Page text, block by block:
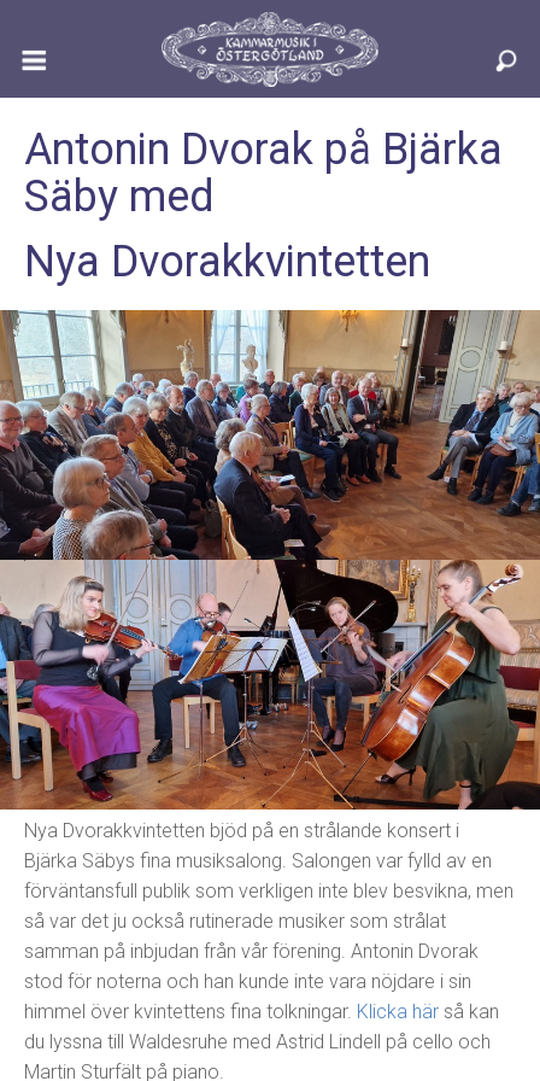
Aktuellt
Konsertprogram 2025
Konsertprogram 2026
"Konserthus"
Artister
Biljetter och årskort
Föreningsinfo
Se och hör
Musikstipendium
Medlemssida
Antonin Dvorak på Bjärka
Säby med
Nya Dvorakkvintetten
Nya Dvorakkvintetten bjöd på en strålande konsert i
Bjärka Säbys fina musiksalong. Salongen var fylld av en
förväntansfull publik som verkligen inte blev besvikna, men
så var det ju också rutinerade musiker som strålat
samman på inbjudan från vår förening. Antonin Dvorak
stod för noterna och han kunde inte vara nöjdare i sin
himmel över kvintettens fina tolkningar. Klicka här så kan
du lyssna till Waldesruhe med Astrid Lindell på cello och
Martin Sturfält på piano.